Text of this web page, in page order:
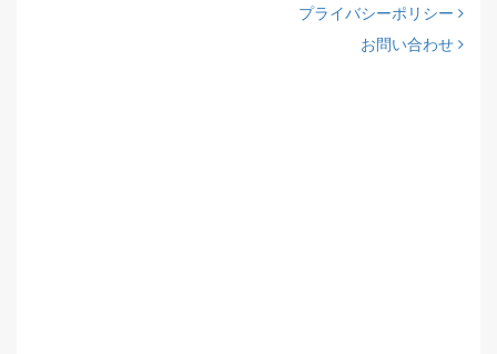
プライバシーポリシー
お問い合わせ